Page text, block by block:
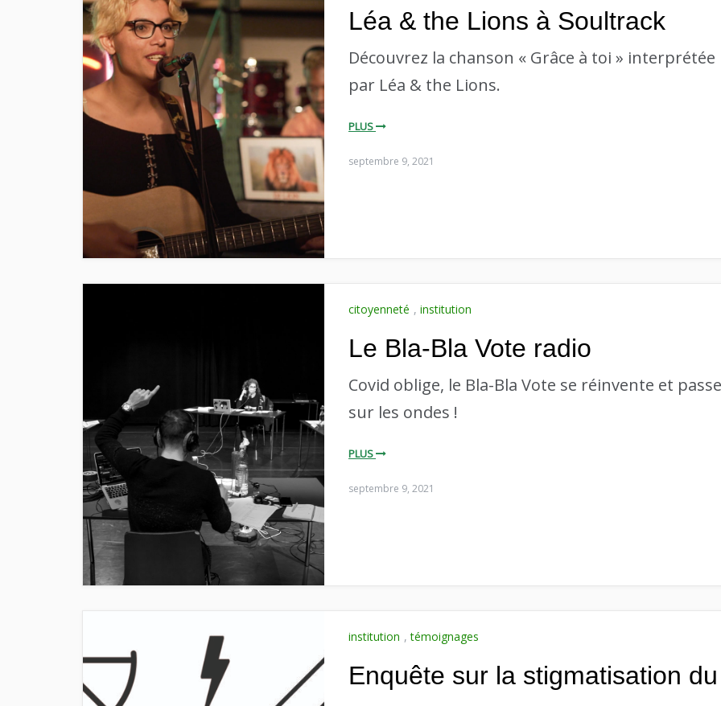
Léa & the Lions à Soultrack
Découvrez la chanson « Grâce à toi » interprétée
par Léa & the Lions.
PLUS
septembre 9, 2021
citoyenneté , institution
Le Bla-Bla Vote radio
Covid oblige, le Bla-Bla Vote se réinvente et passe
sur les ondes !
PLUS
septembre 9, 2021
institution ,témoignages
Enquête sur la stigmatisation du